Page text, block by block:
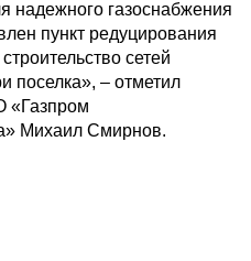
надежного газоснабжения
пункт редуцирования
сетей
поселка», – отметил
«Газпром
Михаил Смирнов.